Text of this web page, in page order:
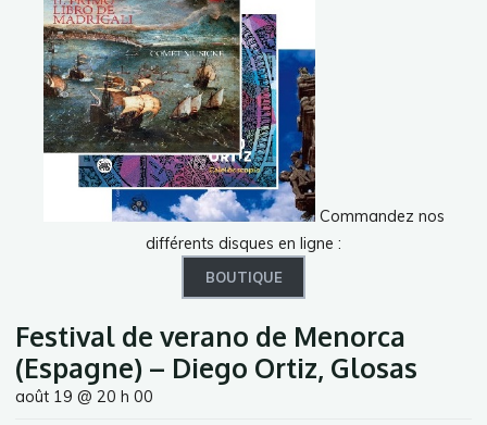
Commandez nos
différents disques en ligne :
BOUTIQUE
Festival de verano de Menorca
(Espagne) – Diego Ortiz, Glosas
août 19 @ 20 h 00